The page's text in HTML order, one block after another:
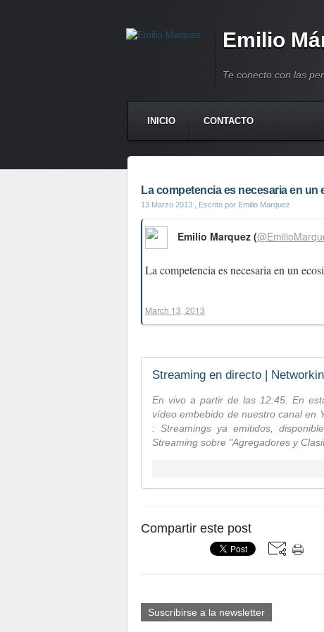
Emilio
Te conecto con las
INICIO CONTACTO
La competencia es necesaria en un
13 Marzo 2013 , Escrito por Emilio Marquez
La competencia es necesaria en un
Emilio Marquez (
March 13, 2013
Streaming en directo |
En vivo a partir de las 12:45. En
vídeo embebido de nuestro canal en
: Streamings ya emitidos,
Streaming sobre "Agregadores y
Compartir este post
Suscribirse a la newsletter